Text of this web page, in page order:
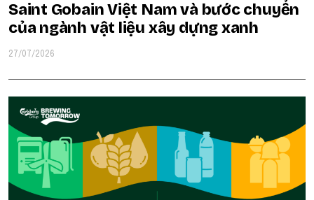
Saint Gobain Việt Nam và bước chuyển
của ngành vật liệu xây dựng xanh
27/07/2026